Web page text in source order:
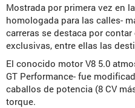
Mostrada por primera vez en
homologada para las calles-
carreras se destaca por
exclusivas, entre ellas las
El conocido motor V8 5.0
GT Performance- fue
caballos de potencia (8 CV
torque.